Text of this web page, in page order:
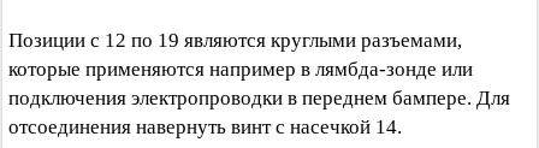
Позиции с 12 по 19 являются круглыми разъемами,
которые применяются например в лямбда-зонде или
подключения электропроводки в переднем бампере. Для
отсоединения навернуть винт с насечкой 14.